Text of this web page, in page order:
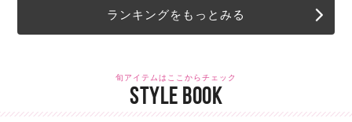
ランキングをもっとみる
旬アイテムはここからチェック
STYLE BOOK